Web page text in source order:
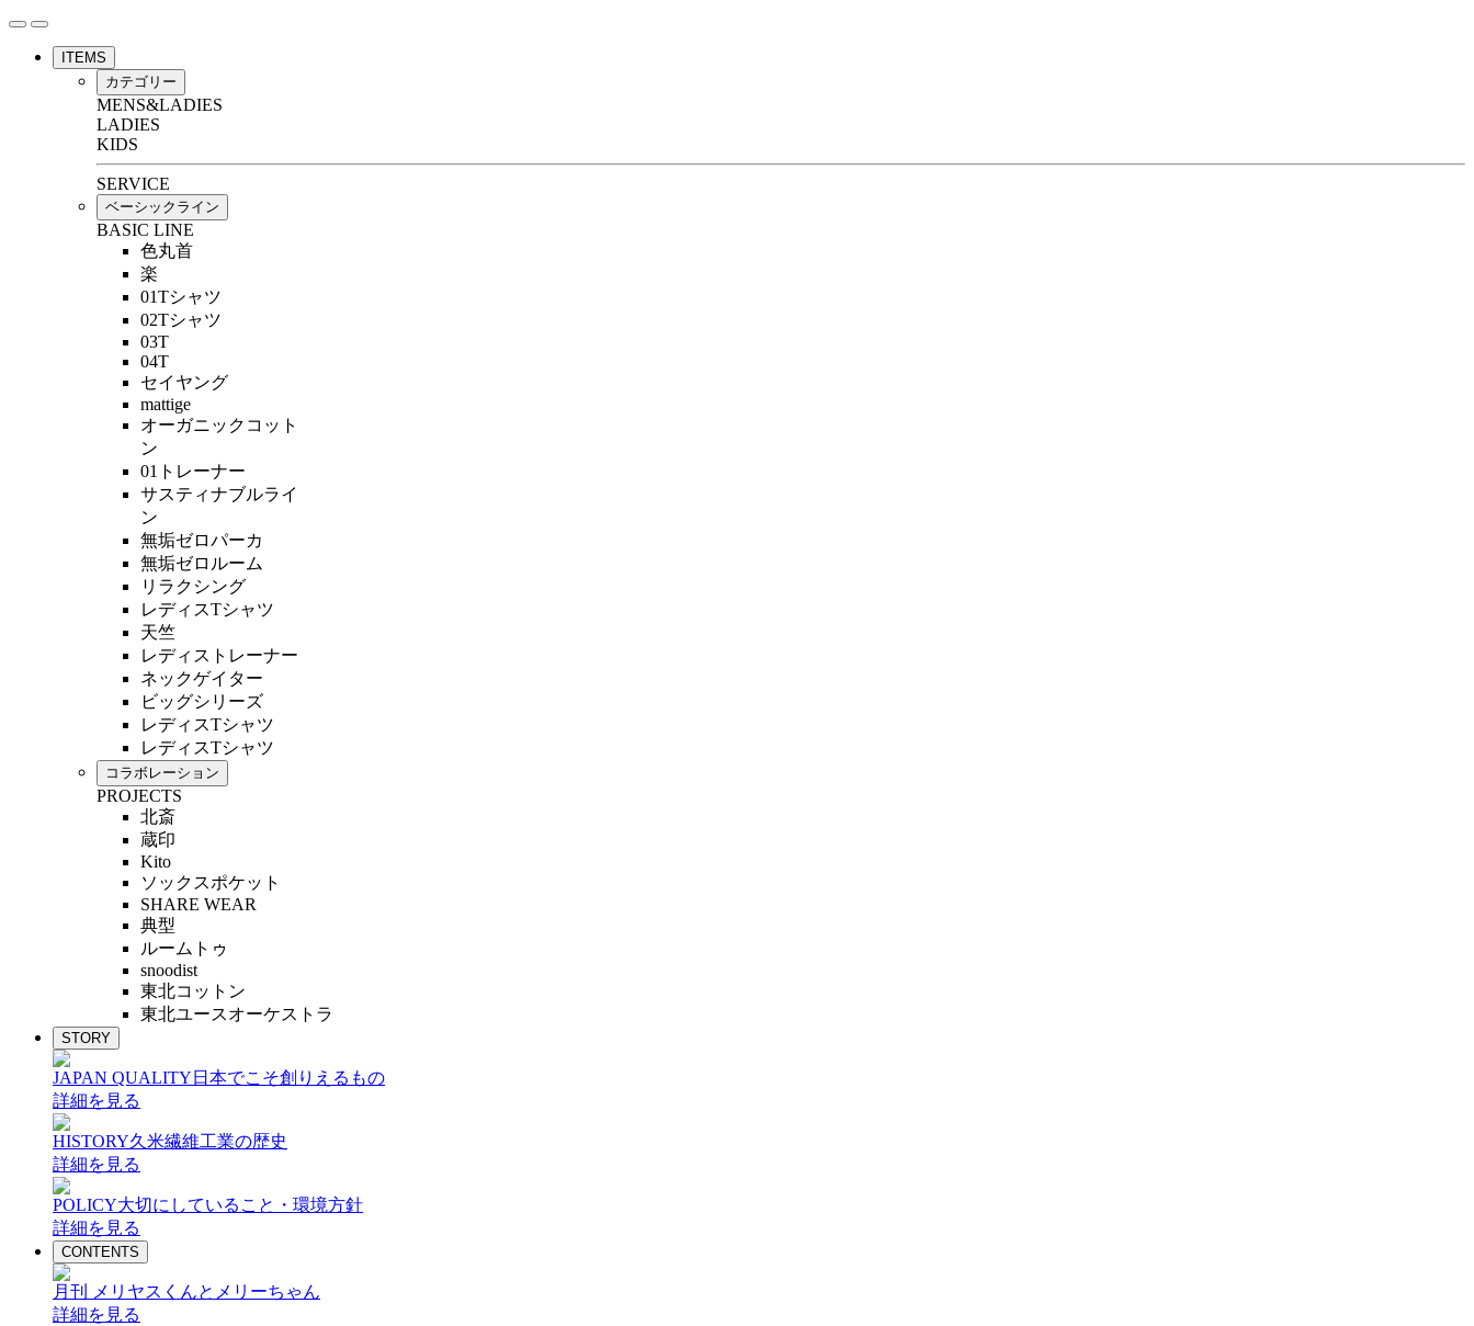
ITEMS
カテゴリー
MENS&LADIES
LADIES
KIDS
SERVICE
ベーシックライン
BASIC LINE
色丸首
楽
01Tシャツ
02Tシャツ
03T
04T
セイヤング
mattige
オーガニックコット
ン
01トレーナー
サスティナブルライ
ン
無垢ゼロパーカ
無垢ゼロルーム
リラクシング
レディスTシャツ
天竺
レディストレーナー
ネックゲイター
ビッグシリーズ
レディスTシャツ
レディスTシャツ
コラボレーション
PROJECTS
北斎
蔵印
Kito
ソックスポケット
SHARE WEAR
典型
ルームトゥ
snoodist
東北コットン
東北ユースオーケストラ
STORY
JAPAN QUALITY 日本でこそ創りえるもの
詳細を見る
HISTORY久米繊維工業の歴史
詳細を見る
POLICY大切にしていること・環境方針
詳細を見る
CONTENTS
月刊 メリヤスくんとメリーちゃん
詳細を見る